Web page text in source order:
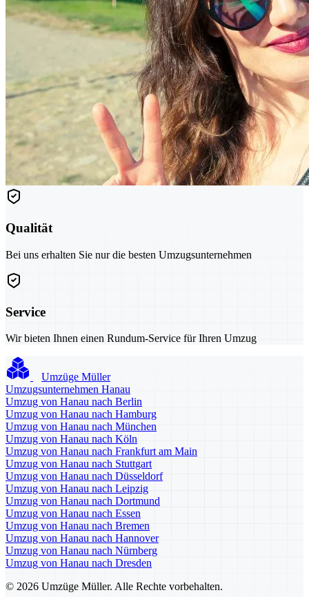
Qualität
Bei uns erhalten Sie nur die besten Umzugsunternehmen
Service
Wir bieten Ihnen einen Rundum-Service für Ihren Umzug
Umzüge Müller
Umzugsunternehmen Hanau
Umzug von Hanau nach Berlin
Umzug von Hanau nach Hamburg
Umzug von Hanau nach München
Umzug von Hanau nach Köln
Umzug von Hanau nach Frankfurt am Main
Umzug von Hanau nach Stuttgart
Umzug von Hanau nach Düsseldorf
Umzug von Hanau nach Leipzig
Umzug von Hanau nach Dortmund
Umzug von Hanau nach Essen
Umzug von Hanau nach Bremen
Umzug von Hanau nach Hannover
Umzug von Hanau nach Nürnberg
Umzug von Hanau nach Dresden
© 2026 Umzüge Müller. Alle Rechte vorbehalten.